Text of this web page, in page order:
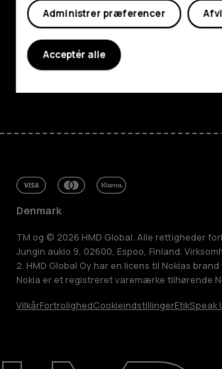
Om
Planet and people
Support
Denmark
TM og © 2026 HMD Global. Alle rettigheder
Jungin aukio 9, 02600, Espoo, Finland.
2. HMD Global Oy har en licens til Nokias
Nokia er et registreret varemærke tilhørende
VilkårFortrolighedCookieindstillingerEtikSpeak
Administrer præferencer
Acceptér alle